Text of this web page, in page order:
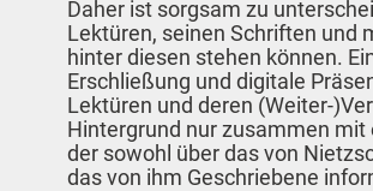
Daher ist sorgsam zu
Lektüren, seinen Schriften und
hinter diesen stehen können.
Erschließung und digitale
Lektüren und deren (Weiter-
Hintergrund nur zusammen
der sowohl über das von
das von ihm Geschriebene